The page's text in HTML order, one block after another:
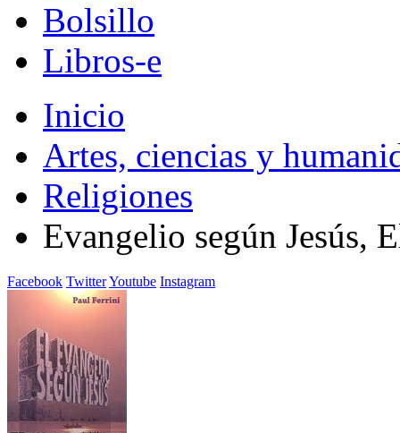
Bolsillo
Libros-e
Inicio
Artes, ciencias y
Religiones
Evangelio según Jesús,
Facebook TwitterYoutube Instagram